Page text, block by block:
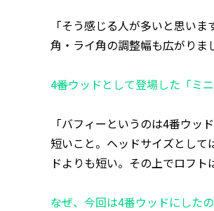
「そう感じる人が多いと思い
角・ライ角の調整幅も広がりま
――4番ウッドとして登場した「ミ
「バフィーというのは4番ウッ
短いこと。ヘッドサイズとして
ドよりも短い。その上でロフト
――なぜ、今回は4番ウッドにした